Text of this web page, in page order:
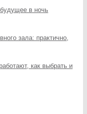
будущее в ночь
зала: практично,
как выбрать и